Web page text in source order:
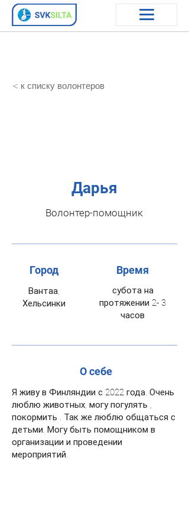
< к списку волонтеров
Дарья
Волонтер-помощник
Город
Вантаа,
Хельсинки
Время
субота на
протяжении 2- 3
часов
О себе
Я живу в Финляндии с 2022 года. Очень
люблю животных, могу погулять ,
покормить . Так же люблю общаться с
детьми. Могу быть помощником в
организации и проведении
мероприятий.